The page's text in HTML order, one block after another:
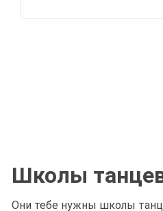
Школы
Они тебе нужны школы